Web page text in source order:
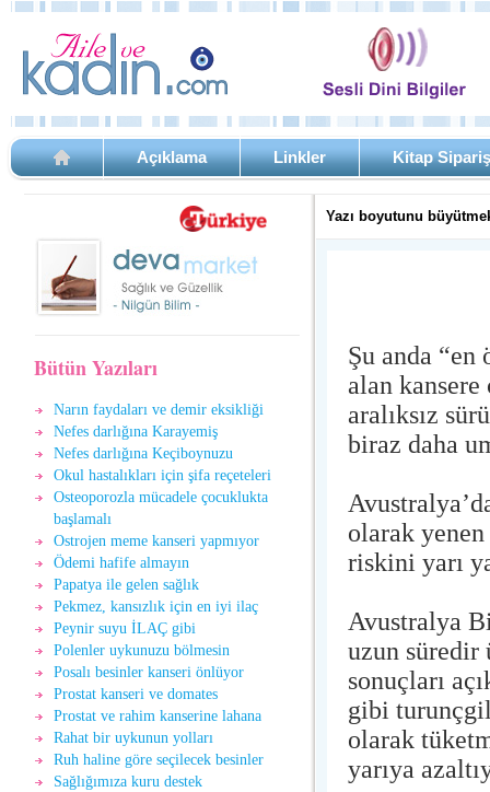
Açıklama Linkler Kitap
Bütün Yazıları
Narın faydaları ve demir eksikliği
Nefes darlığına Karayemiş
Nefes darlığına Keçiboynuzu
Okul hastalıkları için şifa reçeteleri
Osteoporozla mücadele çocuklukta
başlamalı
Ostrojen meme kanseri yapmıyor
Ödemi hafife almayın
Papatya ile gelen sağlık
Pekmez, kansızlık için en iyi ilaç
Peynir suyu İLAÇ gibi
Polenler uykunuzu bölmesin
Posalı besinler kanseri önlüyor
Prostat kanseri ve domates
Prostat ve rahim kanserine lahana
Rahat bir uykunun yolları
Ruh haline göre seçilecek besinler
Sağlığımıza kuru destek
Yazı boyutunu
Şu anda “en
alan
aralıksız
biraz daha
olarak
riskini yarı
Avustralya
uzun süredir
sonuçları
gibi
olarak
yarıya